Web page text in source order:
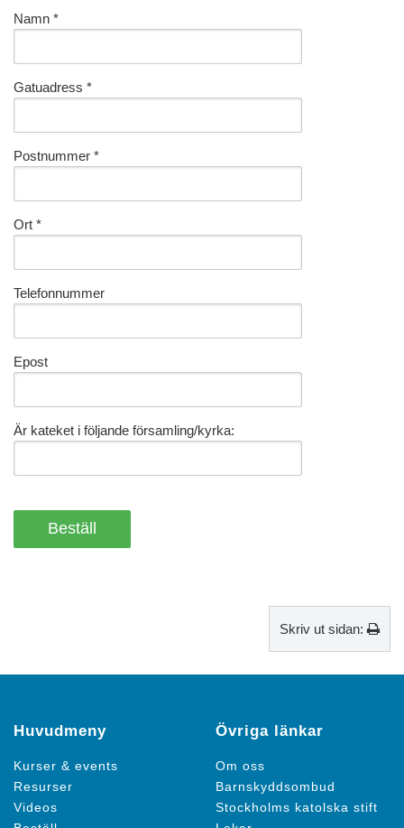
Namn *
Gatuadress *
Postnummer *
Ort *
Telefonnummer
Epost
Är kateket i följande församling/kyrka:
Skriv ut sidan:
Huvudmeny
Kurser & events
Resurser
Videos
Övriga länkar
Om oss
Barnskyddsombud
Stockholms katolska stift